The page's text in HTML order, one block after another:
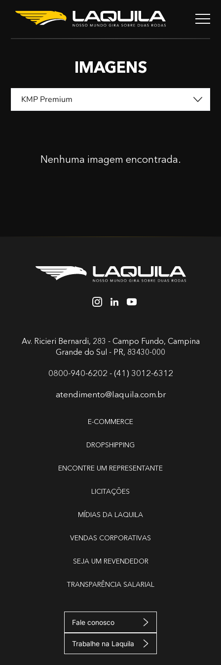
IMAGENS
KMP Premium
Nenhuma imagem encontrada.
Av. Ricieri Bernardi, 283 - Campo Fundo, Campina
Grande do Sul - PR, 83430-000
0800-940-6202 - (41) 3012-6312
atendimento@laquila.com.br
E-COMMERCE
DROPSHIPPING
ENCONTRE UM REPRESENTANTE
LICITAÇÕES
MÍDIAS DA LAQUILA
VENDAS CORPORATIVAS
SEJA UM REVENDEDOR
TRANSPARÊNCIA SALARIAL
Fale conosco
Trabalhe na Laquila